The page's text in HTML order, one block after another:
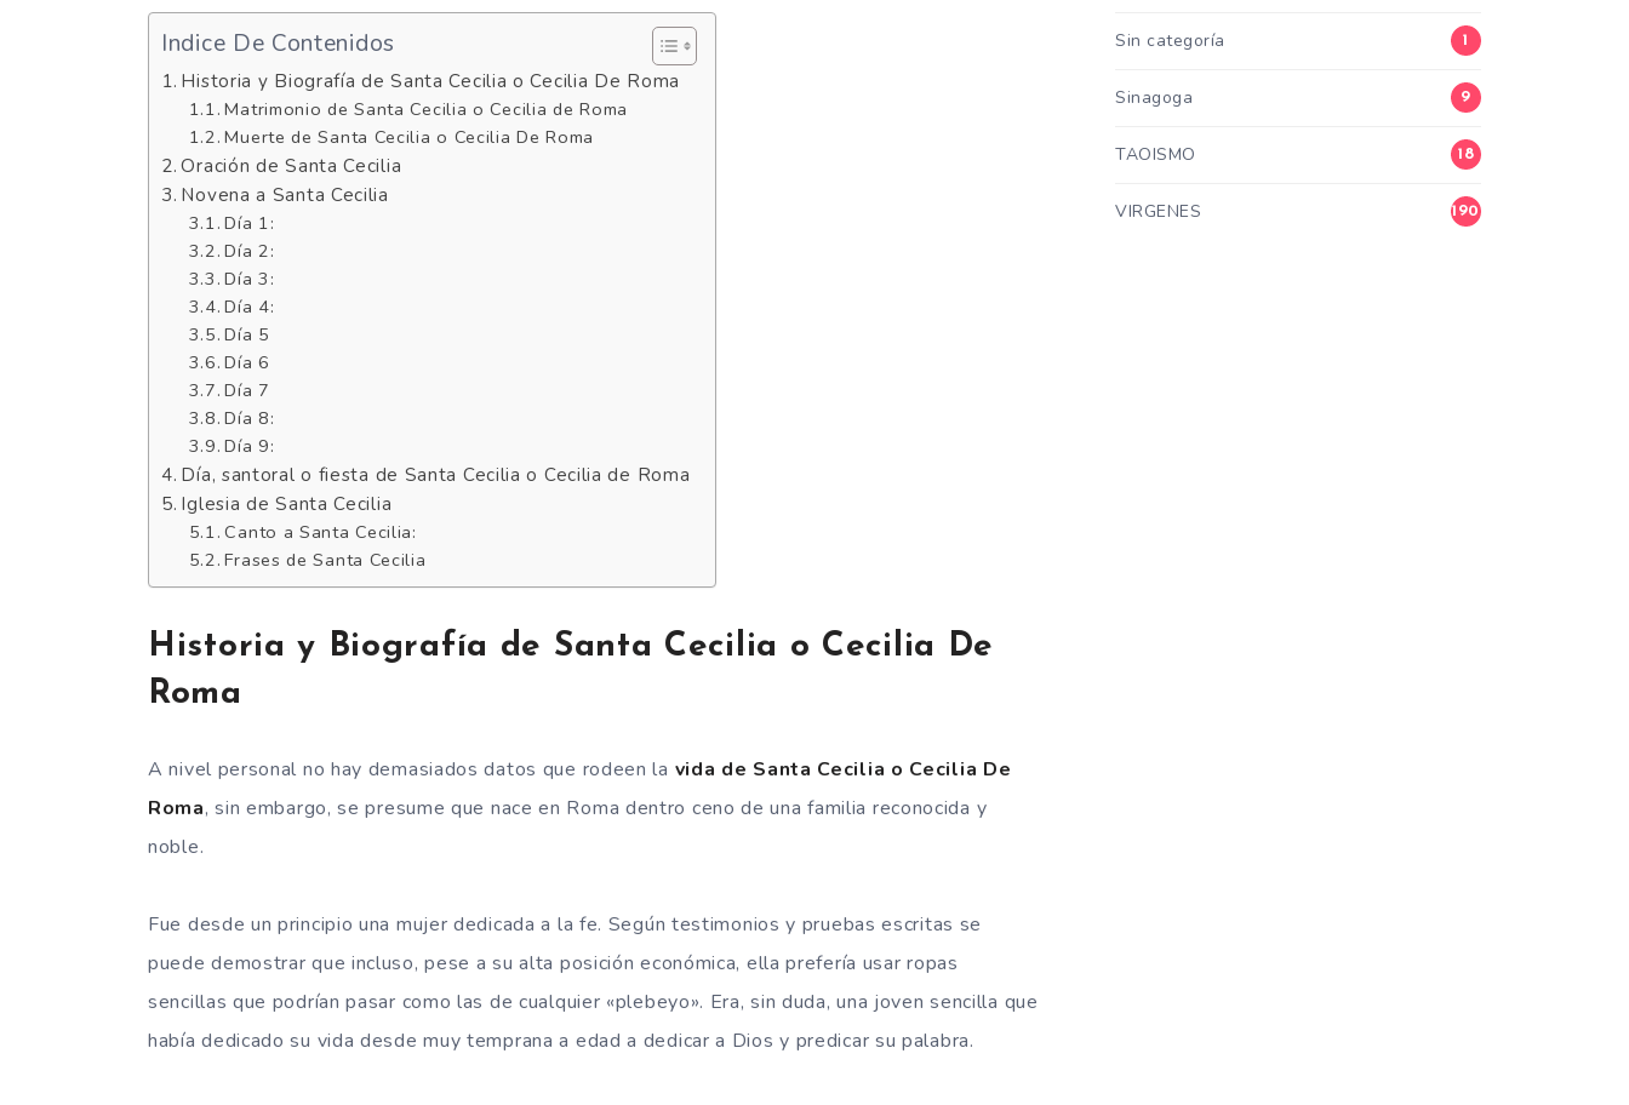
Indice De Contenidos
Historia y Biografía de Santa Cecilia o Cecilia De Roma
Matrimonio de Santa Cecilia o Cecilia de Roma
Muerte de Santa Cecilia o Cecilia De Roma
Oración de Santa Cecilia
Novena a Santa Cecilia
Día 1:
Día 2:
Día 3:
Día 4:
Día 5
Día 6
Día 7
Día 8:
Día 9:
Día, santoral o fiesta de Santa Cecilia o Cecilia de Roma
Iglesia de Santa Cecilia
Canto a Santa Cecilia:
Frases de Santa Cecilia
Historia y Biografía de Santa Cecilia o Cecilia De
Roma
A nivel personal no hay demasiados datos que rodeen la vida de Santa Cecilia o Cecilia De
Roma, sin embargo, se presume que nace en Roma dentro ceno de una familia reconocida y
noble.
Fue desde un principio una mujer dedicada a la fe. Según testimonios y pruebas escritas se
puede demostrar que incluso, pese a su alta posición económica, ella prefería usar ropas
sencillas que podrían pasar como las de cualquier «plebeyo». Era, sin duda, una joven sencilla que
había dedicado su vida desde muy temprana a edad a dedicar a Dios y predicar su palabra.
Sin categoría 1
Sinagoga 9
TAOISMO 18
VIRGENES 190